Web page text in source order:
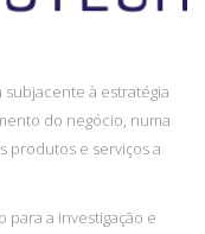
subjacente à estratégia
do negócio, numa
produtos e serviços a
para a investigação e